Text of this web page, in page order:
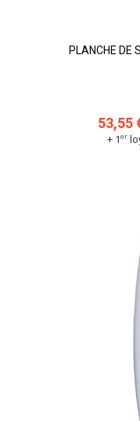
PLANCHE DE
53,55
+ 1er